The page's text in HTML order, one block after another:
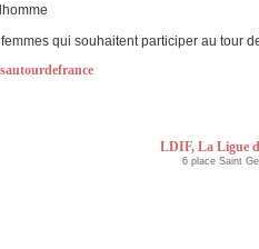
qui souhaitent participer au tour
LDIF, La Ligue
6 place Saint